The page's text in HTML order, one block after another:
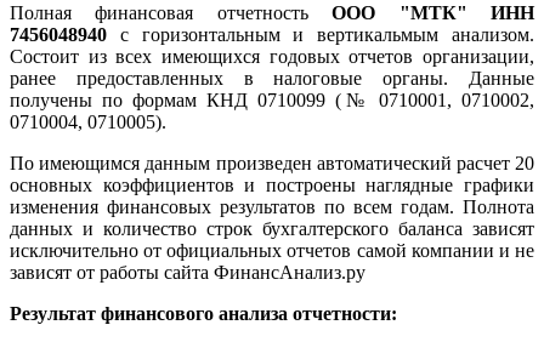
Полная финансовая отчетностьООО "МТК" ИНН
7456048940 с горизонтальным и вертикальмым анализом.
Состоит из всех имеющихся годовых отчетов организации,
ранее предоставленных в налоговые органы. Данные
получены по формам КНД 0710099 (№ 0710001, 0710002,
0710004, 0710005).
По имеющимся данным произведен автоматический расчет 20
основных коэффициентов и построены наглядные графики
изменения финансовых результатов по всем годам. Полнота
данных и количество строк бухгалтерского баланса зависят
исключительно от официальных отчетов самой компании и не
зависят от работы сайта ФинансАнализ.ру
Результат финансового анализа отчетности: